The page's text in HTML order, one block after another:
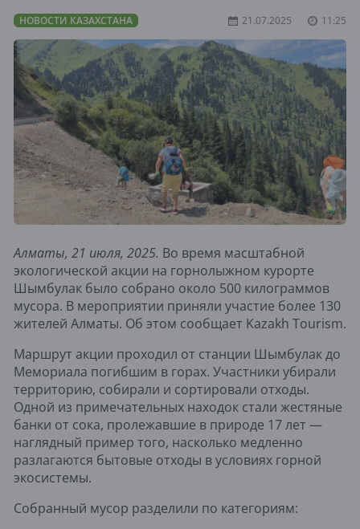
НОВОСТИ КАЗАХСТАНА 21.07.2025 11:25
Алматы, 21 июля, 2025. Во время масштабной
экологической акции на горнолыжном курорте
Шымбулак было собрано около 500 килограммов
мусора. В мероприятии приняли участие более 130
жителей Алматы. Об этом сообщает Kazakh Tourism.
Маршрут акции проходил от станции Шымбулак до
Мемориала погибшим в горах. Участники убирали
территорию, собирали и сортировали отходы.
Одной из примечательных находок стали жестяные
банки от сока, пролежавшие в природе 17 лет —
наглядный пример того, насколько медленно
разлагаются бытовые отходы в условиях горной
экосистемы.
Собранный мусор разделили по категориям: